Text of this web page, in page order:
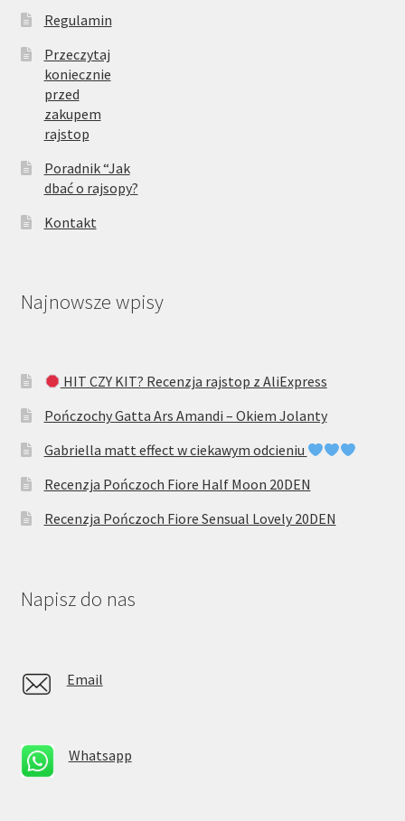
Regulamin
Przeczytaj
koniecznie
przed
zakupem
rajstop
Poradnik “Jak
dbać o rajsopy?
Kontakt
Najnowsze wpisy
HIT CZY KIT? Recenzja rajstop z AliExpress
Pończochy Gatta Ars Amandi – Okiem Jolanty
Gabriella matt effect w ciekawym odcieniu
Recenzja Pończoch Fiore Half Moon 20DEN
Recenzja Pończoch Fiore Sensual Lovely 20DEN
Napisz do nas
Email
Whatsapp